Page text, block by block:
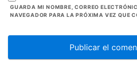
GUARDA MI NOMBRE, CORREO
NAVEGADOR PARA LA PRÓXIMA VEZ QUE